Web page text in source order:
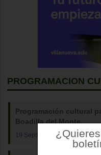
PROGRAMACION
Programación cultural
Boadilla del Monte
19 Septiembre 2023